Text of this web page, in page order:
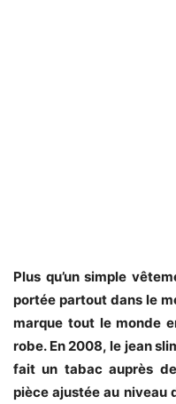
Plus qu’un simple
portée partout dans le
marque tout le monde
robe. En 2008, le jean
fait un tabac auprès
pièce ajustée au niveau